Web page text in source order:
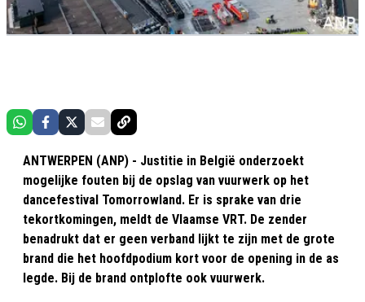
ANTWERPEN (ANP) - Justitie in België onderzoekt
mogelijke fouten bij de opslag van vuurwerk op het
dancefestival Tomorrowland. Er is sprake van drie
tekortkomingen, meldt de Vlaamse VRT. De zender
benadrukt dat er geen verband lijkt te zijn met de grote
brand die het hoofdpodium kort voor de opening in de as
legde. Bij de brand ontplofte ook vuurwerk.